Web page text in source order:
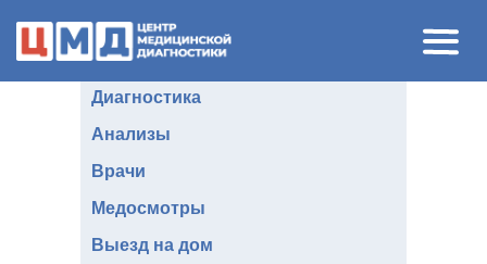
Диагностика
Анализы
Медосмотры
Выезд на дом
Врачи